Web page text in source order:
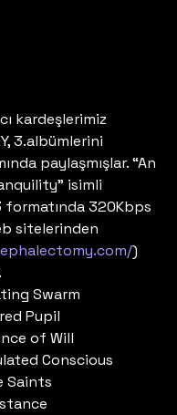
kardeşlerimiz
3.albümlerini
paylaşmışlar. “An
isimli
formatında 320Kbps
sitelerinden
)
Swarm
Pupil
of Will
Conscious
Saints